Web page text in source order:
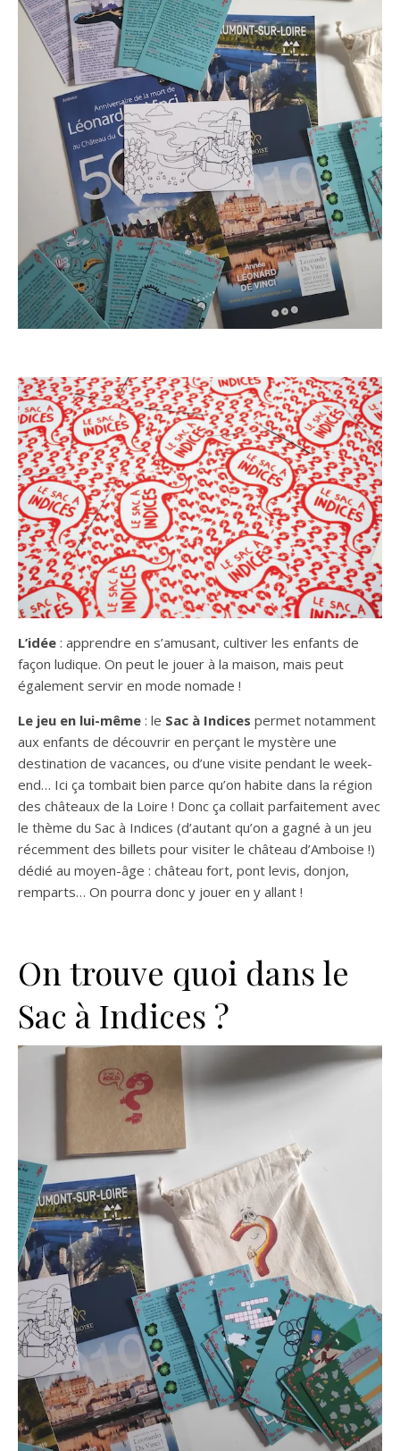
L’idée : apprendre en s’amusant, cultiver les enfants de
façon ludique. On peut le jouer à la maison, mais peut
également servir en mode nomade !
Le jeu en lui-même : le Sac à Indices permet notamment
aux enfants de découvrir en perçant le mystère une
destination de vacances, ou d’une visite pendant le week-
end… Ici ça tombait bien parce qu’on habite dans la région
des châteaux de la Loire ! Donc ça collait parfaitement avec
le thème du Sac à Indices (d’autant qu’on a gagné à un jeu
récemment des billets pour visiter le château d’Amboise !)
dédié au moyen-âge : château fort, pont levis, donjon,
remparts… On pourra donc y jouer en y allant !
On trouve quoi dans le
Sac à Indices ?